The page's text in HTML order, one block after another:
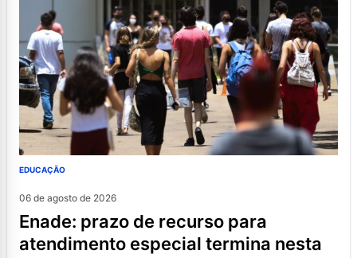
EDUCAÇÃO
06 de agosto de 2026
enade: prazo de recurso para
atendimento especial termina nesta